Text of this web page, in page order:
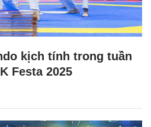
kịch tính trong tuần
Festa 2025